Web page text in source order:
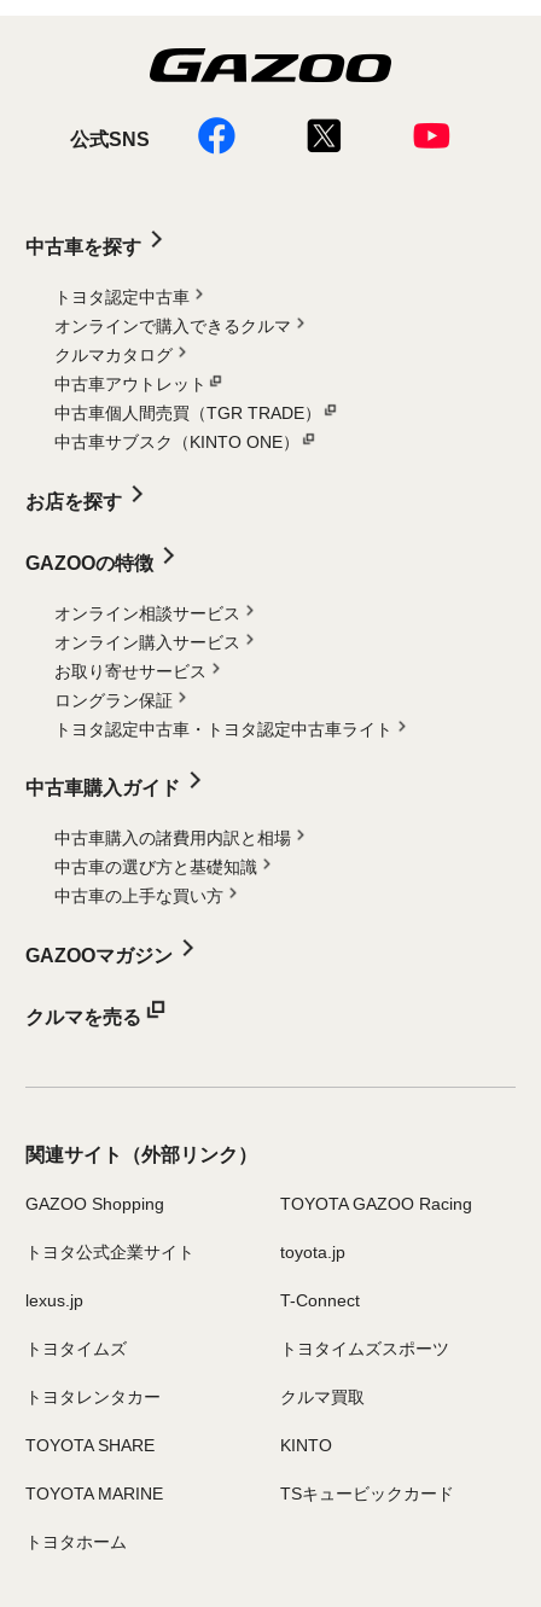
公式SNS
中古車を探す
トヨタ認定中古車
オンラインで購入できるクルマ
クルマカタログ
中古車アウトレット
中古車個人間売買（TGR TRADE）
中古車サブスク（KINTO ONE）
お店を探す
GAZOOの特徴
オンライン相談サービス
オンライン購入サービス
お取り寄せサービス
ロングラン保証
トヨタ認定中古車・
トヨタ認定中古車ライト
中古車購入ガイド
中古車購入の諸費用内訳と相場
中古車の選び方と基礎知識
中古車の上手な買い方
GAZOOマガジン
クルマを売る
関連サイト （外部リンク）
GAZOO Shopping TOYOTA GAZOO Racing
トヨタ公式企業サイト toyota.jp
lexus.jp T-Connect
トヨタイムズ トヨタイムズスポーツ
トヨタレンタカー クルマ買取
TOYOTA SHARE KINTO
TOYOTA MARINE TSキュービックカード
トヨタホーム